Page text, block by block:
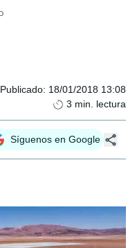
Publicado: 18/01/2018 13:08
3 min. lectura
Síguenos en Google